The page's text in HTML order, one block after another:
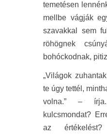
temetésen
mellbe vágják
szavakkal sem
röhögnek
bohóckodnak,
„Világok
te úgy tettél,
volna.” –
kulcsmondat?
az